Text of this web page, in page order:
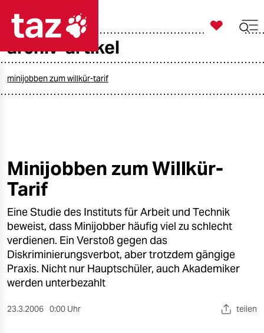
taz zahl ich
öko
gesellschaft
kultur
sport
berlin
nord

taz zahl ich
archiv-artikel
minijobben zum willkür-tarif
Minijobben zum Willkür-
Tarif
Eine Studie des Instituts für Arbeit und Technik
beweist, dass Minijobber häufig viel zu schlecht
verdienen. Ein Verstoß gegen das
Diskriminierungsverbot, aber trotzdem gängige
Praxis. Nicht nur Hauptschüler, auch Akademiker
werden unterbezahlt
23.3.2006 0:00 Uhr teilen